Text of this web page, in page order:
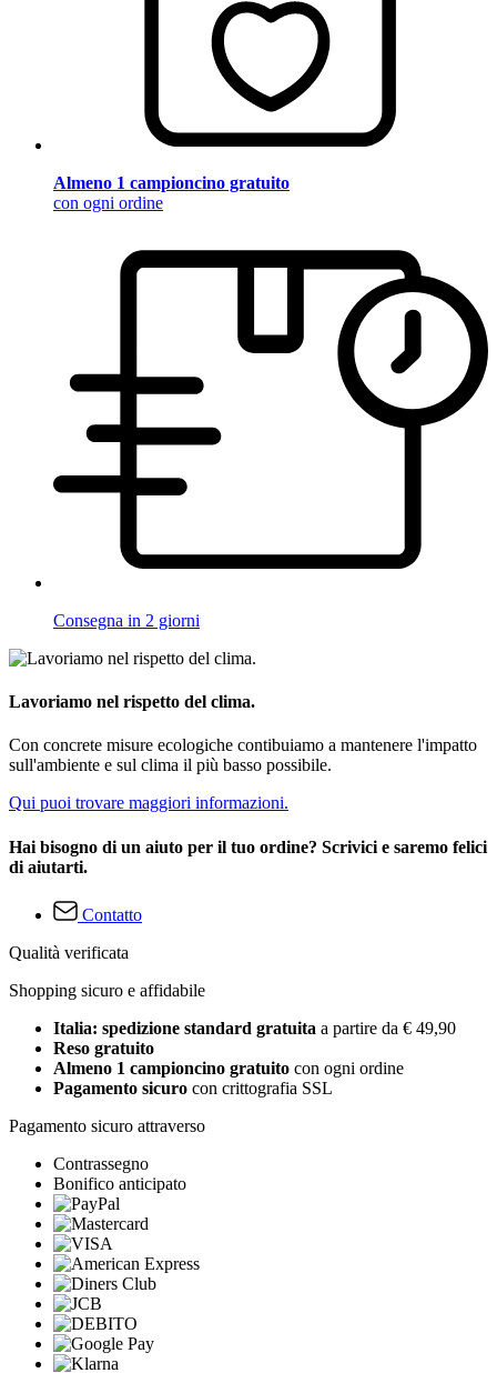
Almeno 1 campioncino gratuito
con ogni ordine
Consegna in 2 giorni
Lavoriamo nel rispetto del clima.
Con concrete misure ecologiche contibuiamo a mantenere l'impatto
sull'ambiente e sul clima il più basso possibile.
Qui puoi trovare maggiori informazioni.
Hai bisogno di un aiuto per il tuo ordine? Scrivici e saremo felici
di aiutarti.
Contatto
Qualità verificata
Shopping sicuro e affidabile
Italia: spedizione standard gratuita a partire da € 49,90
Reso gratuito
Almeno 1 campioncino gratuito con ogni ordine
Pagamento sicuro con crittografia SSL
Pagamento sicuro attraverso
Contrassegno
Bonifico anticipato